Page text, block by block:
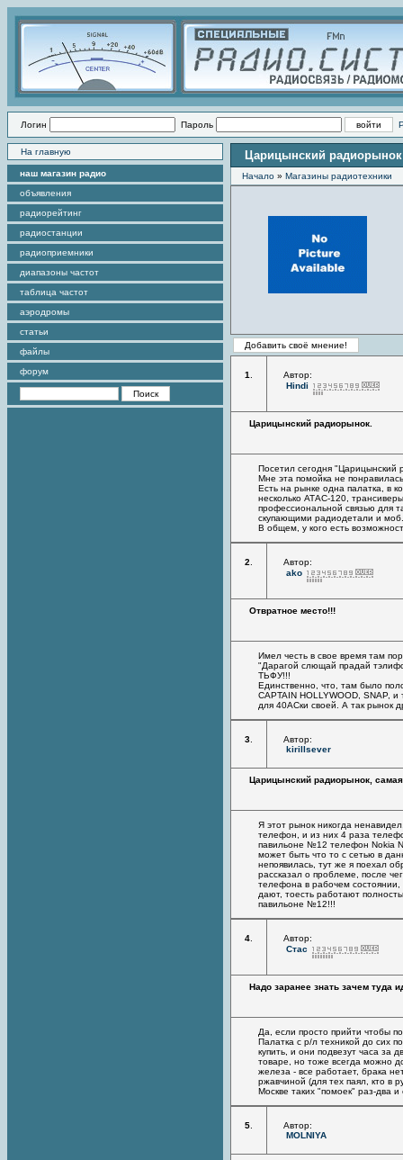
Логин Пароль
На главную
наш магазин радио
объявления
радиорейтинг
радиостанции
радиоприемники
диапазоны частот
таблица частот
аэродромы
статьи
файлы
форум
Царицынский радиорынок
Начало » Магазины радиотехники
1
Автор:
Hindi
Царицынский радиорынок.
Посетил сегодня "Царицынский
Мне эта помойка не
Есть на рынке одна палатка, в
несколько АТАС-120,
профессиональной связью для
скупающими радиодетали и
В общем, у кого есть
2
Автор:
ako
Отвратное место!!!
Имел честь в свое время там
"Дарагой слющай прадай
ТЬФУ!!!
Единственно, что, там было
CAPTAIN HOLLYWOOD, SNAP,
для 40АСки своей. А так рынок
3
Автор:
kirillsever
Царицынский радиорынок,
Я этот рынок никогда
телефон, и из них 4 раза
павильоне №12 телефон Nokia
может быть что то с сетью в
непоявилась, тут же я поехал
рассказал о проблеме, после
телефона в рабочем состоянии,
дают, тоесть работают
павильоне №12!!!
4
Автор:
Стас
Надо заранее знать зачем туда
Да, если просто прийти чтобы
Палатка с р/л техникой до сих
купить, и они подвезут часа за
товаре, но тоже всегда можно
железа - все работает, брака
ржавчиной (для тех паял, кто в
Москве таких "помоек" раз-два и
5
Автор:
MOLNIYA